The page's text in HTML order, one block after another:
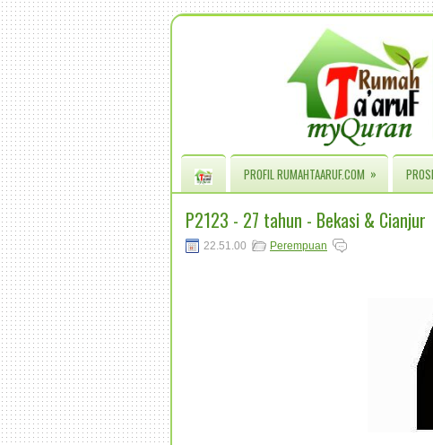
PROFIL RUMAHTAARUF.COM »
P2123 - 27 tahun - Bekasi & Cianjur
22.51.00 Perempuan